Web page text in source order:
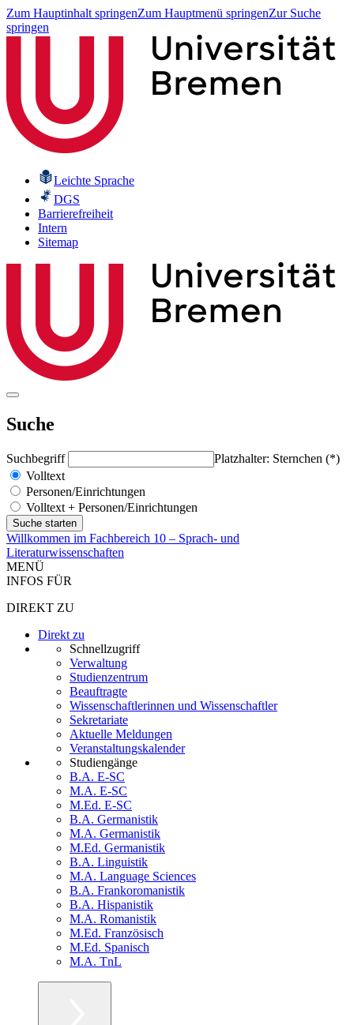
Zum Hauptinhalt springenZum Hauptmenü springenZur Suche
springen
Leichte Sprache
DGS
Barrierefreiheit
Intern
Sitemap
Suche
Suchbegriff
Platzhalter: Sternchen (*)
Volltext
Personen/Einrichtungen
Volltext + Personen/Einrichtungen
Willkommen im Fachbereich 10 – Sprach- und
Literaturwissenschaften
MENÜ
INFOS FÜR
DIREKT ZU
Direkt zu
Schnellzugriff
Verwaltung
Studienzentrum
Beauftragte
Wissenschaftlerinnen und Wissenschaftler
Sekretariate
Aktuelle Meldungen
Veranstaltungskalender
Studiengänge
B.A. E-SC
M.A. E-SC
M.Ed. E-SC
B.A. Germanistik
M.A. Germanistik
M.Ed. Germanistik
B.A. Linguistik
M.A. Language Sciences
B.A. Frankoromanistik
B.A. Hispanistik
M.A. Romanistik
M.Ed. Französisch
M.Ed. Spanisch
M.A. TnL